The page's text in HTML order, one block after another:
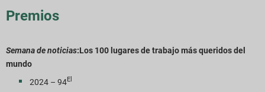
Premios
Semana de noticias:Los 100 lugares de trabajo más queridos del
mundo
2024 – 94El